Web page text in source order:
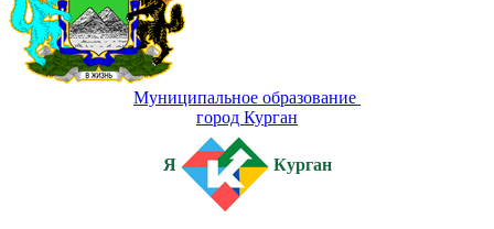
Муниципальное образование
город Курган
Я Курган